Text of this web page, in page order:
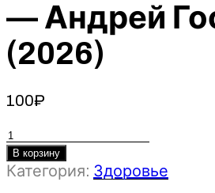
— Андрей
(2026)
100₽
Количество
товара
NAC
В корзину
Категория: Здоровье